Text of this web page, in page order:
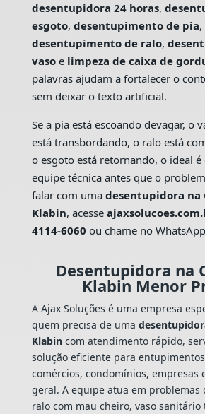
desentupidora 24 horas,
esgoto, desentupimento de pia,
desentupimento de ralo,
vasoe limpeza de caixa de
palavras ajudam a fortalecer o
sem deixar o texto artificial.
Se a pia está escoando devagar, o
está transbordando, o ralo está
o esgoto está retornando, o ideal
equipe técnica antes que o
falar com uma desentupidora na
Klabin, acesse
4114-6060 ou chame no WhatsApp
Desentupidora na
Klabin Menor
A Ajax Soluções é uma empresa
quem precisa de uma
Klabincom atendimento rápido,
solução eficiente para
comércios, condomínios, empresas
geral. A equipe atua em problemas
ralo com mau cheiro, vaso